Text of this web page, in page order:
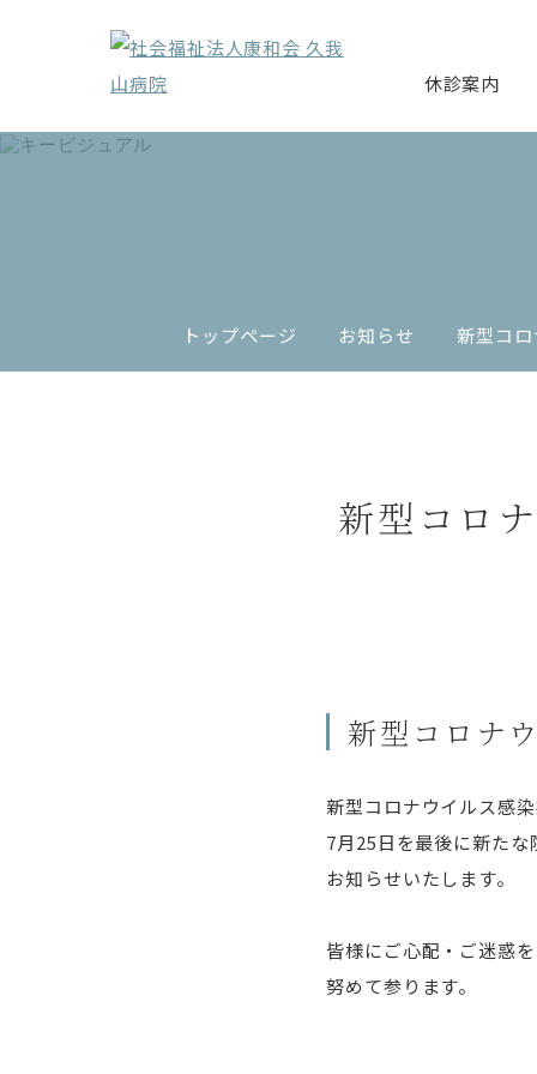
休診案内
トップページ お知らせ 新型コ
新型コロ
新型コロナ
新型コロナウイルス感
7月25日を最後に新た
お知らせいたします。
皆様にご心配・ご迷惑
努めて参ります。